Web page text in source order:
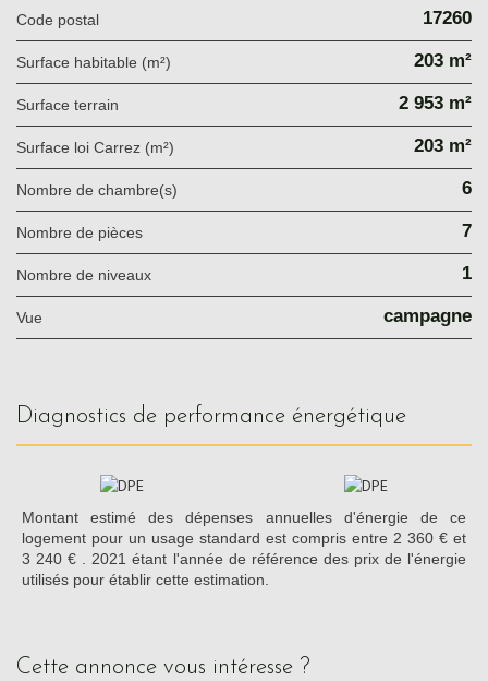
Code postal 17260
Surface habitable (m²) 203 m²
surface terrain 2 953 m²
Surface loi Carrez (m²) 203 m²
Nombre de chambre(s) 6
Nombre de pièces 7
Nombre de niveaux 1
Vue campagne
diagnostics de performance énergétique
Montant estimé des dépenses annuelles d'énergie de ce
logement pour un usage standard est compris entre 2 360 € et
3 240 € . 2021 étant l'année de référence des prix de l'énergie
utilisés pour établir cette estimation.
cette annonce vous intéresse ?